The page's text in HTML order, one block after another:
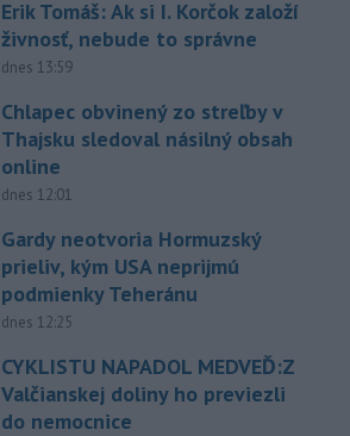
Erik Tomáš: Ak si I. Korčok založí
živnosť, nebude to správne
dnes 13:59
Chlapec obvinený zo streľby v
Thajsku sledoval násilný obsah
online
dnes 12:01
Gardy neotvoria Hormuzský
prieliv, kým USA neprijmú
podmienky Teheránu
dnes 12:25
CYKLISTU NAPADOL MEDVEĎ:Z
Valčianskej doliny ho previezli
do nemocnice